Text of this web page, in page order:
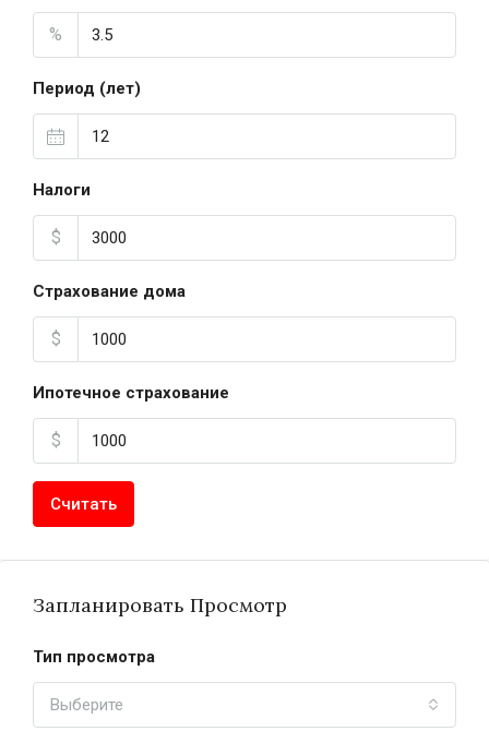
%
Период (лет)
Налоги
$
Страхование дома
$
Ипотечное страхование
$
Считать
Запланировать Просмотр
Тип просмотра
Выберите